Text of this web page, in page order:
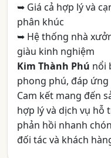
➥ Giá cả hợp lý và
phân khúc
➥ Hệ thống nhà
giàu kinh nghiệm
Kim Thành Phú nổi
phong phú, đáp
Cam kết mang đến
hợp lý và dịch vụ hỗ
phản hồi nhanh
đối tác và khách